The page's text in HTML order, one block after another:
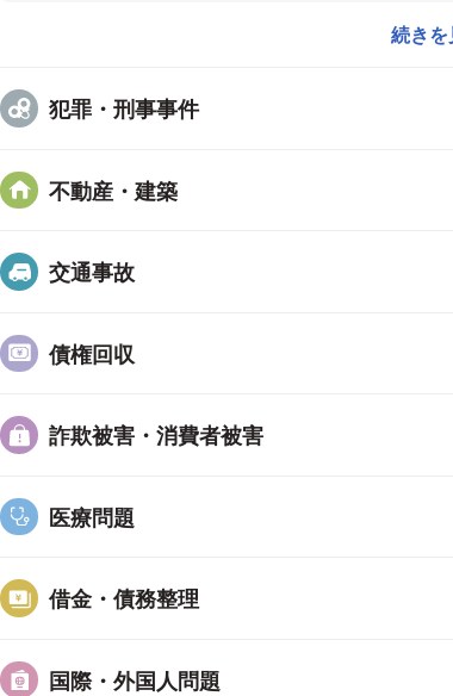
続きを
犯罪・刑事事件
不動産・建築
交通事故
債権回収
詐欺被害・消費者被害
医療問題
借金・債務整理
国際・外国人問題